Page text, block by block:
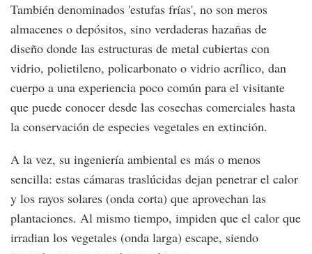
También denominados 'estufas frías', no son meros
almacenes o depósitos, sino verdaderas hazañas de
diseño donde las estructuras de metal cubiertas con
vidrio, polietileno, policarbonato o vidrio acrílico, dan
cuerpo a una experiencia poco común para el visitante
que puede conocer desde las cosechas comerciales hasta
la conservación de especies vegetales en extinción.
A la vez, su ingeniería ambiental es más o menos
sencilla: estas cámaras traslúcidas dejan penetrar el calor
y los rayos solares (onda corta) que aprovechan las
plantaciones. Al mismo tiempo, impiden que el calor que
irradian los vegetales (onda larga) escape, siendo